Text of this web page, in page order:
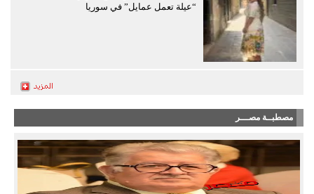
“عيلة تعمل عمايل” في سوريا
مصطبــة مصـــر